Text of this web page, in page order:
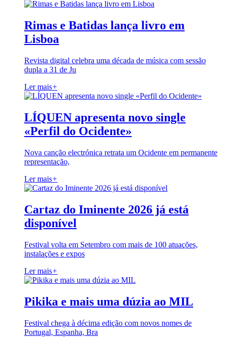
Rimas e Batidas lança livro em
Lisboa
Revista digital celebra uma década de música com sessão
dupla a 31 de Ju
Ler mais+
LÍQUEN apresenta novo single
«Perfil do Ocidente»
Nova canção electrónica retrata um Ocidente em permanente
representação,
Ler mais+
Cartaz do Iminente 2026 já está
disponível
Festival volta em Setembro com mais de 100 atuações,
instalações e expos
Ler mais+
Pikika e mais uma dúzia ao MIL
Festival chega à décima edição com novos nomes de
Portugal, Espanha, Bra